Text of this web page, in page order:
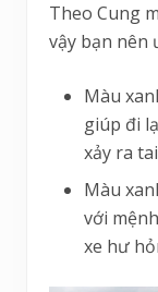
Theo Cung
vậy bạn nên
Màu
giúp đi
xảy ra
Màu
với
xe hư